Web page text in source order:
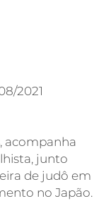
2021
acompanha
junto
de judô em
no Japão.